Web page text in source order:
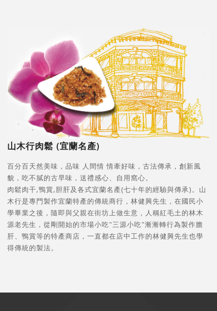
山木行肉鬆 (宜蘭名產)
百分百天然美味，品味 人間情 情牽好味，古法傳承，創新風
貌，吃不膩的古早味，送禮感心、自用窩心。
肉鬆肉干,鴨賞,胆肝及各式宜蘭名產(七十年的經驗與傳承)。山
木行是專門製作宜蘭特產的傳統商行，林健興先生，在國民小
學畢業之後，隨即與父親在街坊上做生意，人稱紅毛土的林木
源老先生，從剛開始的市場小吃"三源小吃"漸漸轉行為製作膽
肝、鴨賞等的特產商店，一直都在店中工作的林健興先生也學
得傳統的製法。